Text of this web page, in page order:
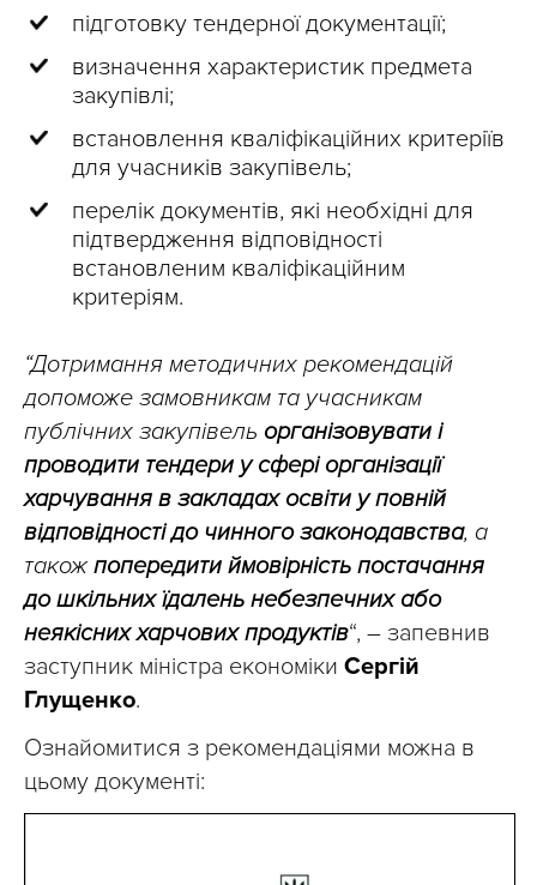
підготовку тендерної документації;
визначення характеристик предмета
закупівлі;
встановлення кваліфікаційних критеріїв
для учасників закупівель;
перелік документів, які необхідні для
підтвердження відповідності
встановленим кваліфікаційним
критеріям.
“Дотримання методичних рекомендацій
допоможе замовникам та учасникам
публічних закупівель організовувати і
проводити тендери у сфері організації
харчування в закладах освіти у повній
відповідності до чинного законодавства, а
такожпопередити ймовірність постачання
до шкільних їдалень небезпечних або
неякісних харчових продуктів“, – запевнив
заступник міністра економіки Сергій
Глущенко.
Ознайомитися з рекомендаціями можна в
цьому документі: